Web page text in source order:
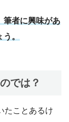
筆者に興味があ
。
では？
たことあるけ